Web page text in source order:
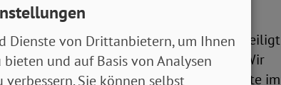
Deutschen Kinderhilfswerk, UNICEF
der Deutschen Liga für das Kind, beteiligt
ins Grundgesetz – aber richtig!“. Wir
für die Aufnahme echter Kinderrechte im
Dienste von Drittanbietern, um Ihnen
und auf Basis von Analysen
Sie können selbst